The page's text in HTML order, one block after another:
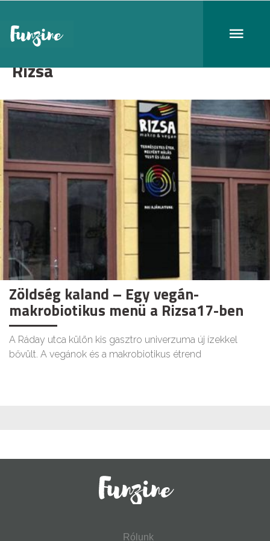
Rizsa
Zöldség kaland – Egy vegán-
makrobiotikus menü a Rizsa17-ben
A Ráday utca külön kis gasztro univerzuma új ízekkel
bővült. A vegánok és a makrobiotikus étrend
Rólunk